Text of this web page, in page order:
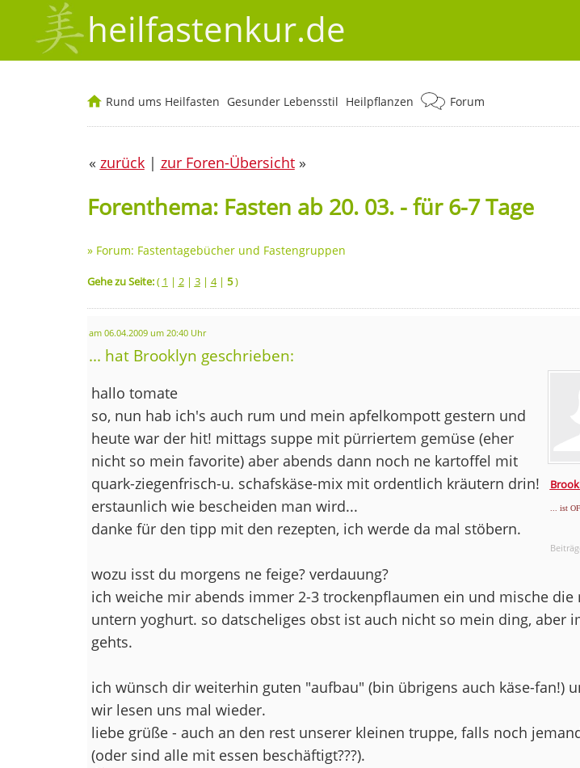
heilfastenkur.de
Rund ums Heilfasten Gesunder Lebensstil Heilpflanzen Forum
« zurück| zur Foren-Übersicht»
Forenthema: Fasten ab 20. 03. - für 6-7 Tage
» Forum: Fastentagebücher und Fastengruppen
Gehe zu Seite:( 1 | 2| 3| 4| 5)
am 06.04.2009 um 20:40 Uhr
... hat Brooklyn geschrieben:
... ist
hallo tomate
so, nun hab ich's auch rum und mein apfelkompott gestern und
heute war der hit! mittags suppe mit pürriertem gemüse (eher
nicht so mein favorite) aber abends dann noch ne kartoffel mit
quark-ziegenfrisch-u. schafskäse-mix mit ordentlich kräutern drin!
erstaunlich wie bescheiden man wird...
danke für den tipp mit den rezepten, ich werde da mal stöbern.
wozu isst du morgens ne feige? verdauung?
ich weiche mir abends immer 2-3 trockenpflaumen ein und mische die
untern yoghurt. so datscheliges obst ist auch nicht so mein ding, aber
gehts.
ich wünsch dir weiterhin guten "aufbau" (bin übrigens auch käse-fan!)
wir lesen uns mal wieder.
liebe grüße - auch an den rest unserer kleinen truppe, falls noch
(oder sind alle mit essen beschäftigt???).